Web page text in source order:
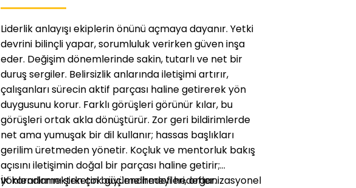
Liderlik anlayışı ekiplerin önünü açmaya dayanır. Yetki
devrini bilinçli yapar, sorumluluk verirken güven inşa
eder. Değişim dönemlerinde sakin, tutarlı ve net bir
duruş sergiler. Belirsizlik anlarında iletişimi artırır,
çalışanları sürecin aktif parçası haline getirerek yön
duygusunu korur. Farklı görüşleri görünür kılar, bu
görüşleri ortak akla dönüştürür. Zor geri bildirimlerde
net ama yumuşak bir dil kullanır; hassas başlıkları
gerilim üretmeden yönetir. Koçluk ve mentorluk bakış
açısını iletişimin doğal bir parçası haline getirir;
yönlendirmekten çok güçlendirmeyi hedefler.
İK kararlarını şirketin büyüme hedefleri, organizasyonel